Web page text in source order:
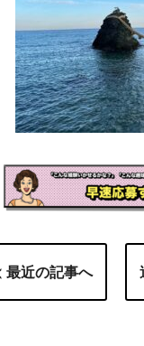
最近の記事へ